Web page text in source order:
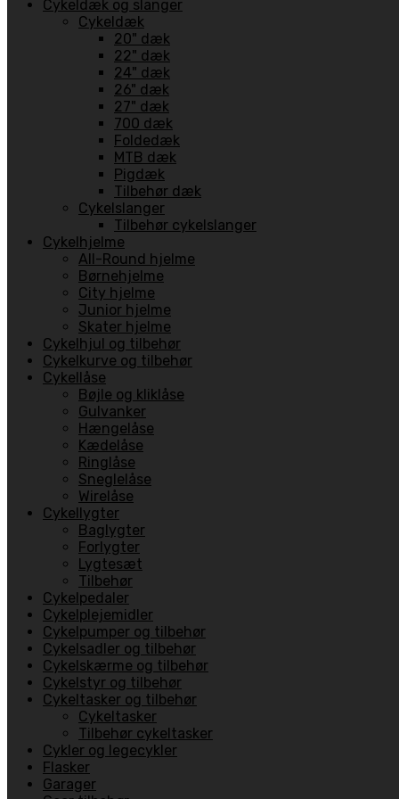
Cykeldæk og slanger
Cykeldæk
20" dæk
22" dæk
24" dæk
26" dæk
27" dæk
700 dæk
Foldedæk
MTB dæk
Pigdæk
Tilbehør dæk
Cykelslanger
Tilbehør cykelslanger
Cykelhjelme
All-Round hjelme
Børnehjelme
City hjelme
Junior hjelme
Skater hjelme
Cykelhjul og tilbehør
Cykelkurve og tilbehør
Cykellåse
Bøjle og kliklåse
Gulvanker
Hængelåse
Kædelåse
Ringlåse
Sneglelåse
Wirelåse
Cykellygter
Baglygter
Forlygter
Lygtesæt
Tilbehør
Cykelpedaler
Cykelplejemidler
Cykelpumper og tilbehør
Cykelsadler og tilbehør
Cykelskærme og tilbehør
Cykelstyr og tilbehør
Cykeltasker og tilbehør
Cykeltasker
Tilbehør cykeltasker
Cykler og legecykler
Flasker
Garager